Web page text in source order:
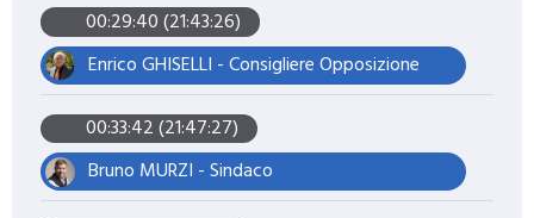
00:29:40 (21:43:26)
Enrico GHISELLI - Consigliere Opposizione
00:33:42 (21:47:27)
Bruno MURZI - Sindaco